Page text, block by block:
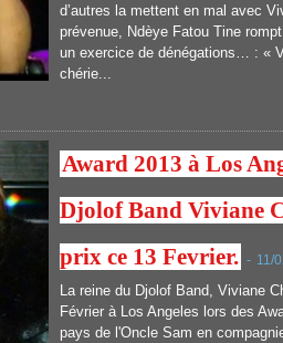
d’autres la mettent en mal avec
prévenue, Ndèye Fatou Tine
un exercice de dénégations… : «
chérie...
Award 2013 à Los
Djolof Band Viviane
prix ce 13 Fevrier. - 11/
La reine du Djolof Band, Viviane
Février à Los Angeles lors des
pays de l'Oncle Sam en